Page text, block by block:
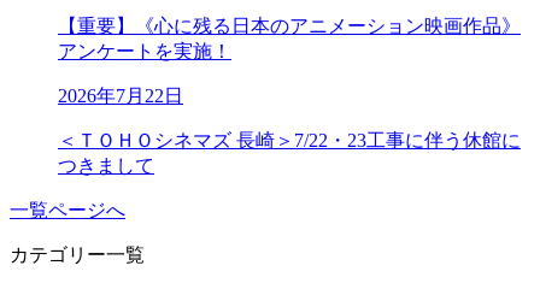
【重要】《心に残る日本のアニメーション映画作品》
アンケートを実施！
2026年7月22日
＜ＴＯＨＯシネマズ 長崎＞7/22・23工事に伴う休館に
つきまして
一覧ページへ
カテゴリー一覧